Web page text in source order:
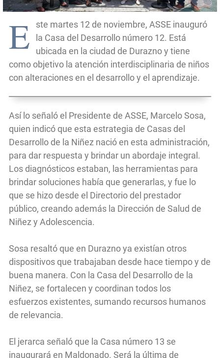
E
ste martes 12 de noviembre, ASSE inauguró
la Casa del Desarrollo número 12. Está
ubicada en la ciudad de Durazno y tiene
como objetivo la atención interdisciplinaria de niños
con alteraciones en el desarrollo y el aprendizaje.
Así lo señaló el Presidente de ASSE, Marcelo Sosa,
quien indicó que esta estrategia de Casas del
Desarrollo de la Niñez nació en esta administración,
para dar respuesta y brindar un abordaje integral.
Los diagnósticos estaban, las herramientas para
brindar soluciones había que generarlas, y fue lo
que se hizo desde el Directorio del prestador
público, creando además la Dirección de Salud de
Niñez y Adolescencia.
Sosa resaltó que en Durazno ya existían otros
dispositivos que trabajaban desde hace tiempo y de
buena manera. Con la Casa del Desarrollo de la
Niñez, se fortalecen y coordinan todos los
esfuerzos existentes, sumando recursos humanos
de relevancia.
El jerarca señaló que la Casa número 13 se
inaugurará en Maldonado. Será la última de